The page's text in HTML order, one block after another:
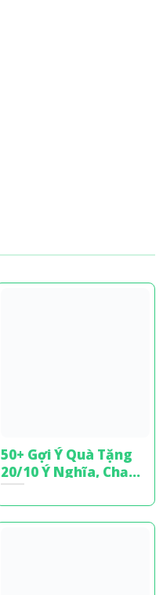
50+ Gợi Ý Quà Tặng
20/10 Ý Nghĩa, Chạm
Đến Trái Tim Phái Đẹp